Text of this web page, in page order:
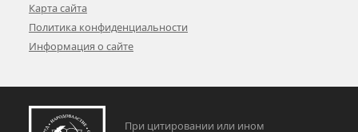
Карта сайта
Политика конфиденциальности
Информация о сайте
При цитировании или ином